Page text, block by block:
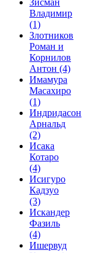
Зисман
Владимир
(1)
Злотников
Роман и
Корнилов
Антон (4)
Имамура
Масахиро
(1)
Индридасон
Арнальд
(2)
Исака
Котаро
(4)
Исигуро
Кадзуо
(3)
Искандер
Фазиль
(4)
Ишервуд